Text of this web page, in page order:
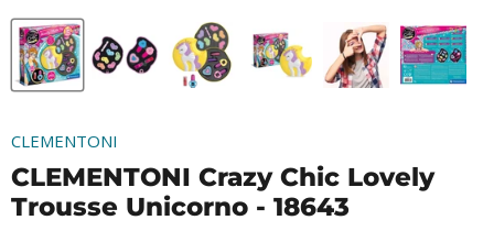
CLEMENTONI
CLEMENTONI Crazy Chic Lovely
Trousse Unicorno - 18643